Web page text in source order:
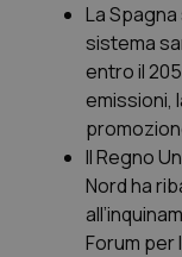
La
sistema
entro il
emissioni,
Il Regno
Nord ha
Forum